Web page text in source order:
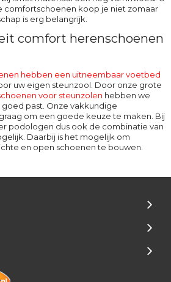
comfortschoenen koop je niet zomaar
is erg belangrijk.
comfort herenschoenen
hebben een uitneembaar voetbed
uw eigen steunzool. Door onze grote
voor steunzolen hebben we
past. Onze vakkundige
om een goede keuze te maken. Bij
podologen dus ook de combinatie van
Daarbij is het mogelijk om
en open schoenen te bouwen.